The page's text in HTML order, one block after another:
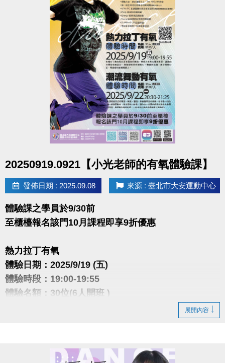
20250919.0921【小光老師的有氧體驗課】
發佈日期 : 2025.09.08 來源 : 臺北市大安運動中心
體驗課之學員於9/30前
至櫃檯報名該門10月課程即享9折優惠
熱力拉丁有氧
體驗日期：2025/9/19 (五)
體驗時段：19:00-19:55
體驗名額：30位(6人開班 )
各種拉丁舞曲風以及各國流行舞曲，帶領大家熱力揮
透過曲目間歇強度設計，燃脂塑形同時練核心、臀腿
展開內容